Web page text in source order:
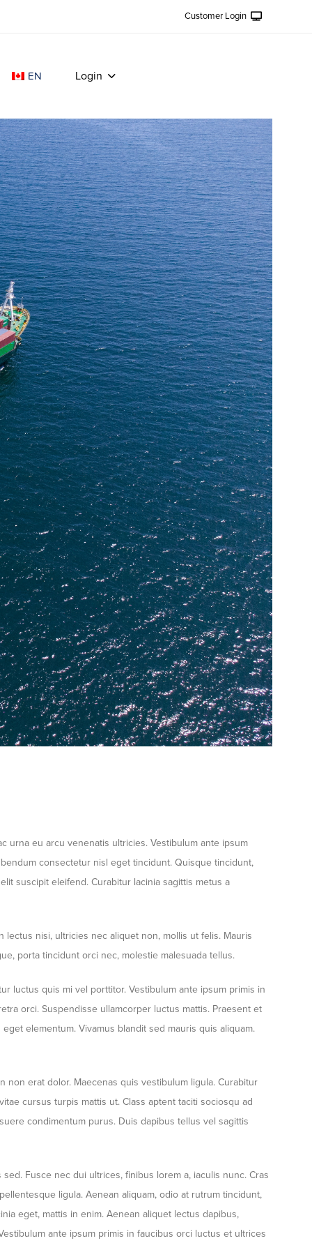
Customer Login
EN Login
urna eu arcu venenatis ultricies. Vestibulum ante ipsum
consectetur nisl eget tincidunt. Quisque tincidunt,
suscipit eleifend. Curabitur lacinia sagittis metus a
nisi, ultricies nec aliquet non, mollis ut felis. Mauris
porta tincidunt orci nec, molestie malesuada tellus.
luctus quis mi vel porttitor. Vestibulum ante ipsum primis in
orci. Suspendisse ullamcorper luctus mattis. Praesent et
elementum. Vivamus blandit sed mauris quis aliquam.
non erat dolor. Maecenas quis vestibulum ligula. Curabitur
cursus turpis mattis ut. Class aptent taciti sociosqu ad
condimentum purus. Duis dapibus tellus vel sagittis
Fusce nec dui ultrices, finibus lorem a, iaculis nunc. Cras
ligula. Aenean aliquam, odio at rutrum tincidunt,
eget, mattis in enim. Aenean aliquet lectus dapibus,
ante ipsum primis in faucibus orci luctus et ultrices